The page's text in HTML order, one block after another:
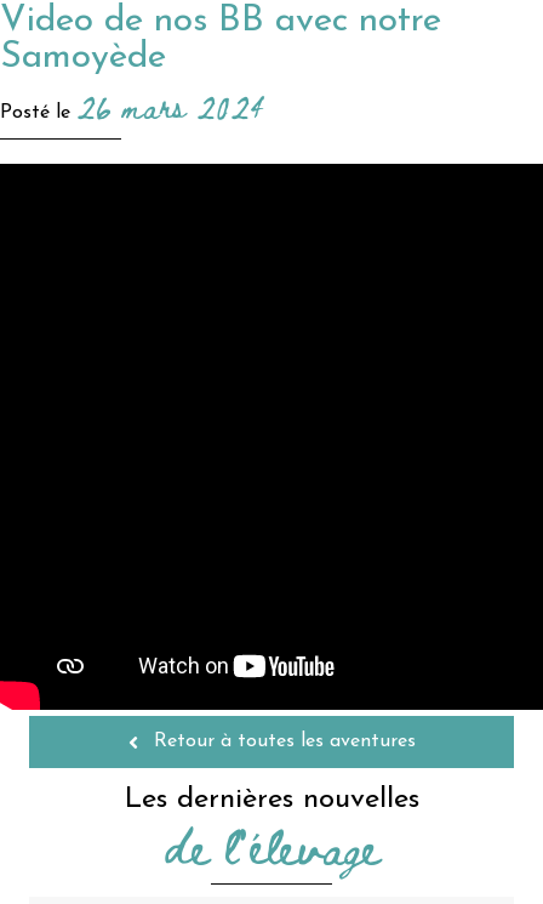
Video de nos BB avec notre
Samoyède
Posté le 26 mars 2024
Retour à toutes les aventures
Les dernières nouvelles
de l'élevage